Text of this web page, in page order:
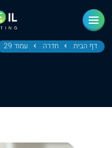
דף הבית חדרה עמוד 29